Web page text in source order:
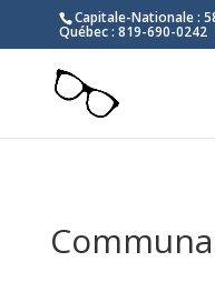
Capitale-Nationale :
Québec : 819-690-0242